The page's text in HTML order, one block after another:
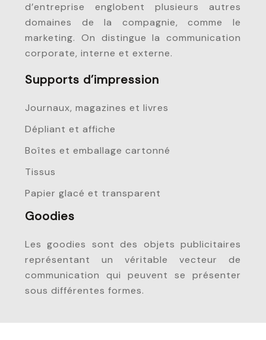
d’entreprise englobent plusieurs autres
domaines de la compagnie, comme le
marketing. On distingue la communication
corporate, interne et externe.
Supports d’impression
Journaux, magazines et livres
Dépliant et affiche
Boîtes et emballage cartonné
Tissus
Papier glacé et transparent
Goodies
Les goodies sont des objets publicitaires
représentant un véritable vecteur de
communication qui peuvent se présenter
sous différentes formes.